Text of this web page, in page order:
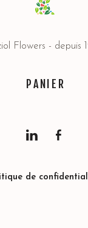
Flowers - depuis
PANIER
de